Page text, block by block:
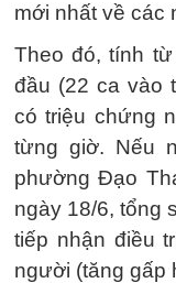
mới nhất về các
Theo đó, tính
đầu (22 ca vào
có triệu chứng
từng giờ. Nếu
phường Đạo
ngày 18/6, tổng
tiếp nhận điều
người (tăng gấp